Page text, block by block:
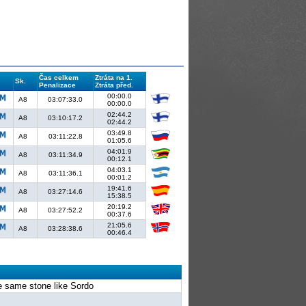
Sk.
Čas celkem
Penalizace
Ztráta na 1.
Ztráta před.
A8 03:07:33.0
00:00.0
00:00.0
A8 03:10:17.2
02:44.2
02:44.2
A8 03:11:22.8
03:49.8
01:05.6
A8 03:11:34.9
04:01.9
00:12.1
A8 03:11:36.1
04:03.1
00:01.2
A8 03:27:14.6
19:41.6
15:38.5
A8 03:27:52.2
20:19.2
00:37.6
A8 03:28:38.6
21:05.6
00:46.4
same stone like Sordo